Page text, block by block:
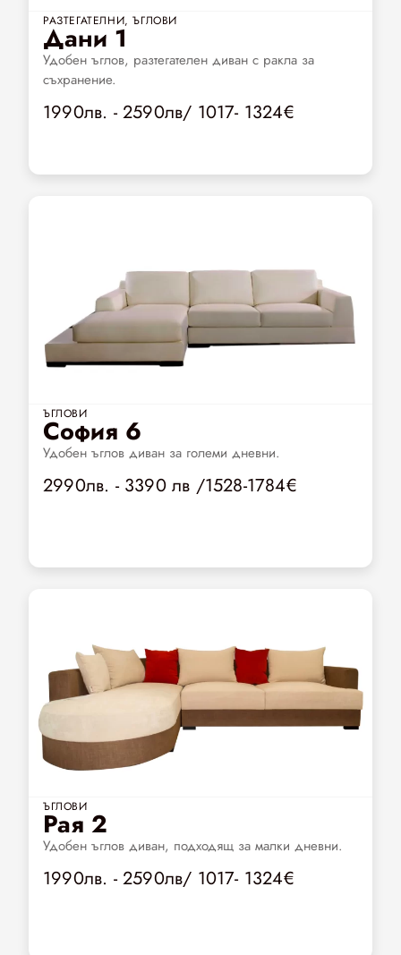
РАЗТЕГАТЕЛНИ,ЪГЛОВИ
Дани 1
Удобен ъглов, разтегателен диван с ракла за
съхранение.
1990лв. - 2590лв/ 1017- 1324€
ЪГЛОВИ
София 6
Удобен ъглов диван за големи дневни.
2990лв. - 3390 лв /1528-1784€
ЪГЛОВИ
Рая 2
Удобен ъглов диван, подходящ за малки дневни.
1990лв. - 2590лв/ 1017- 1324€